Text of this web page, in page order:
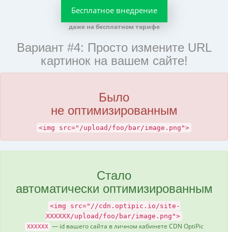
Бесплатное внедрение
даже на бесплатном тарифе
Вариант #4: Просто измените URL
картинок на вашем сайте!
Было
не оптимизированным
<img src="/upload/foo/bar/image.png">
Стало
автоматически оптимизированным
<img src="//cdn.optipic.io/site-
XXXXXX/upload/foo/bar/image.png">
XXXXXX — id вашего сайта в личном кабинете CDN OptiPic